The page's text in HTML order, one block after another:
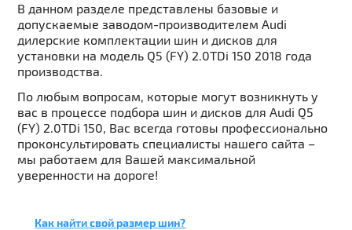
В данном разделе представлены базовые и
допускаемые заводом-производителем Audi
дилерские комплектации шин и дисков для
установки на модель Q5 (FY) 2.0TDi 150 2018 года
производства.
По любым вопросам, которые могут возникнуть у
вас в процессе подбора шин и дисков для Audi Q5
(FY) 2.0TDi 150, Вас всегда готовы профессионально
проконсультировать специалисты нашего сайта –
мы работаем для Вашей максимальной
уверенности на дороге!
Как найти свой размер шин?